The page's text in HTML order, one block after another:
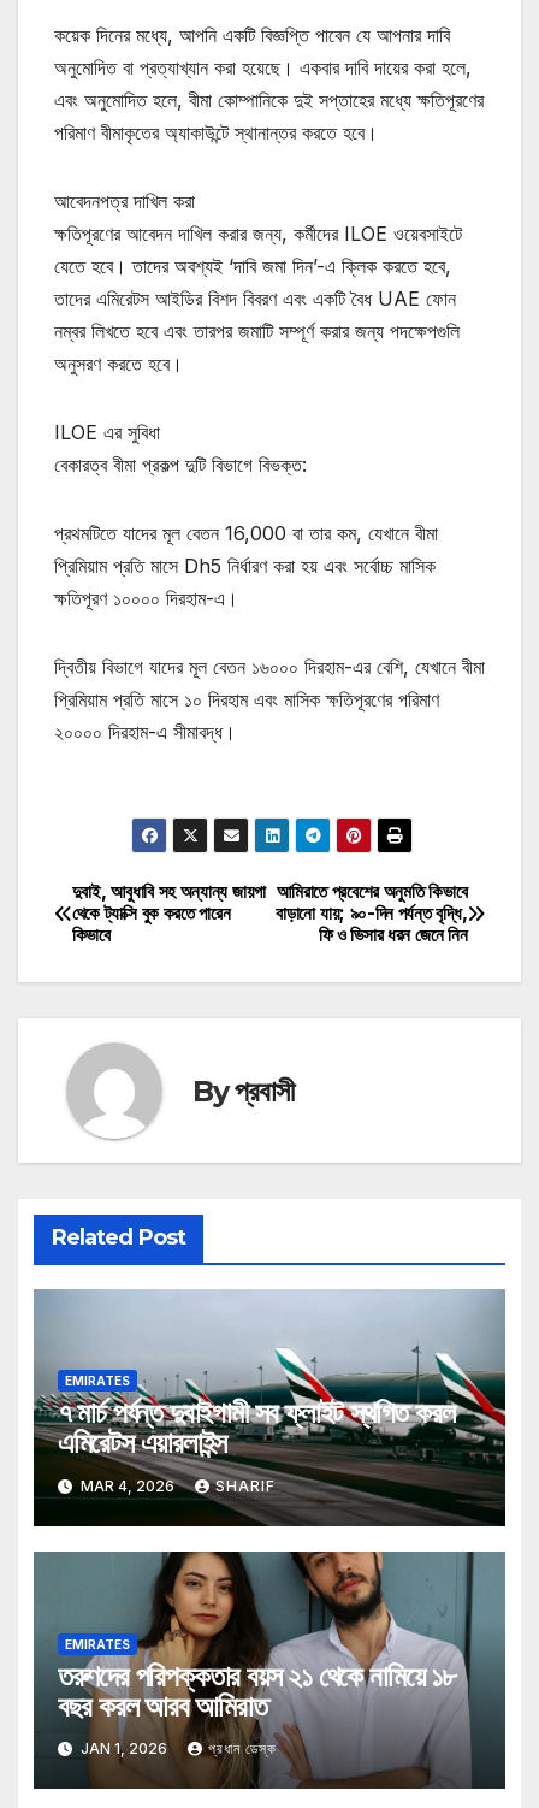
কয়েক দিনের মধ্যে, আপনি একটি বিজ্ঞপ্তি পাবেন যে আপনার দাবি
অনুমোদিত বা প্রত্যাখ্যান করা হয়েছে। একবার দাবি দায়ের করা হলে,
এবং অনুমোদিত হলে, বীমা কোম্পানিকে দুই সপ্তাহের মধ্যে ক্ষতিপূরণের
পরিমাণ বীমাকৃতের অ্যাকাউন্টে স্থানান্তর করতে হবে।
আবেদনপত্র দাখিল করা
ক্ষতিপূরণের আবেদন দাখিল করার জন্য, কর্মীদের ILOE ওয়েবসাইটে
যেতে হবে। তাদের অবশ্যই ‘দাবি জমা দিন’-এ ক্লিক করতে হবে,
তাদের এমিরেটস আইডির বিশদ বিবরণ এবং একটি বৈধ UAE ফোন
নম্বর লিখতে হবে এবং তারপর জমাটি সম্পূর্ণ করার জন্য পদক্ষেপগুলি
অনুসরণ করতে হবে।
ILOE এর সুবিধা
বেকারত্ব বীমা প্রকল্প দুটি বিভাগে বিভক্ত:
প্রথমটিতে যাদের মূল বেতন 16,000 বা তার কম, যেখানে বীমা
প্রিমিয়াম প্রতি মাসে Dh5 নির্ধারণ করা হয় এবং সর্বোচ্চ মাসিক
ক্ষতিপূরণ ১০০০০ দিরহাম-এ।
দ্বিতীয় বিভাগে যাদের মূল বেতন ১৬০০০ দিরহাম-এর বেশি, যেখানে বীমা
প্রিমিয়াম প্রতি মাসে ১০ দিরহাম এবং মাসিক ক্ষতিপূরণের পরিমাণ
২০০০০ দিরহাম-এ সীমাবদ্ধ।
Post
navigation
আমিরাতে প্রবেশের অনুমতি কিভাবে
বাড়ানো যায়; ৯০-দিন পর্যন্ত বৃদ্ধি,
ফি ও ​​ভিসার ধরন জেনে নিন
দুবাই, আবুধাবি সহ অন্যান্য জায়গা
থেকে ট্যাক্সি বুক করতে পারেন
কিভাবে
Byপ্রবাসী
Related Post
EMIRATES
৭ মার্চ পর্যন্ত দুবাইগামী সব ফ্লাইট স্থগিত করল
এমিরেটস এয়ারলাইন্স
MAR 4, 2026 SHARIF
EMIRATES
তরুণদের পরিপক্কতার বয়স ২১ থেকে নামিয়ে ১৮
বছর করল আরব আমিরাত
JAN 1, 2026 প্রধান ডেস্ক